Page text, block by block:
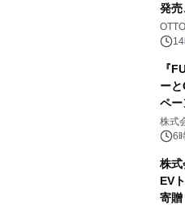
発売
『
ー
ペ
GR
メニ
株式
6
株式
EV
寄贈